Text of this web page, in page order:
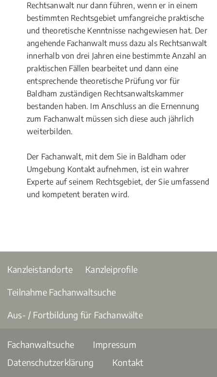
Rechtsanwalt nur dann führen, wenn er in einem
bestimmten Rechtsgebiet umfangreiche praktische
und theoretische Kenntnisse nachgewiesen hat. Der
angehende Fachanwalt muss dazu als Rechtsanwalt
innerhalb von drei Jahren eine bestimmte Anzahl an
praktischen Fällen bearbeitet und dann eine
entsprechende theoretische Prüfung vor für
Baldham zuständigen Rechtsanwaltskammer
bestanden haben. Im Anschluss an die Ernennung
zum Fachanwalt müssen sich diese auch jährlich
weiterbilden.
Der Fachanwalt, mit dem Sie in Baldham oder
Umgebung Kontakt aufnehmen, ist ein wahrer
Experte auf seinem Rechtsgebiet, der Sie umfassend
und kompetent beraten wird.
Kanzleistandorte Kanzleiprofile
Teilnahme Fachanwaltsuche
Aus- / Fortbildung für Fachanwälte
Fachanwaltsuche
Impressum
Datenschutzerklärung
Kontakt